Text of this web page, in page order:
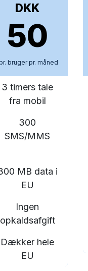
DKK
50
bruger pr. måned
3 timers tale
fra mobil
300
SMS/MMS
MB data i
EU
Ingen
opkaldsafgift
Dækker hele
EU